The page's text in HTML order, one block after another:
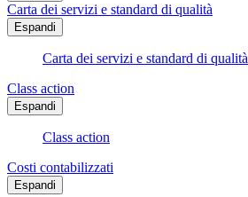
Carta dei servizi e standard di qualità
Espandi
Carta dei servizi e standard di qualità
Class action
Espandi
Class action
Costi contabilizzati
Espandi